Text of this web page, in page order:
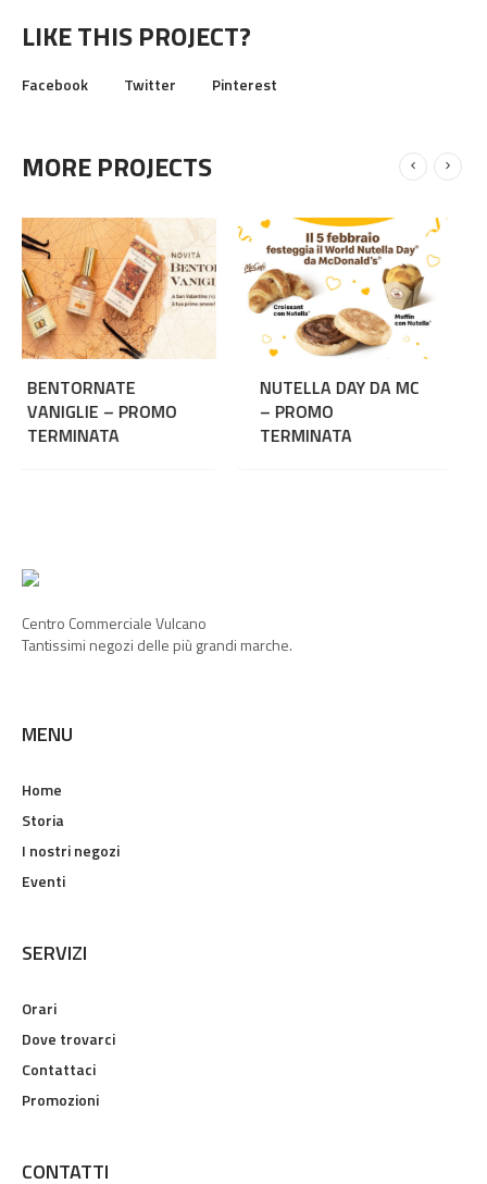
LIKE THIS PROJECT?
Facebook Twitter Pinterest
MORE PROJECTS
NUTELLA DAY DA MC
– PROMO
TERMINATA
I SALDI CONBIPEL
– PROMO
Centro Commerciale Vulcano
Tantissimi negozi delle più grandi marche.
MENU
I nostri negozi
SERVIZI